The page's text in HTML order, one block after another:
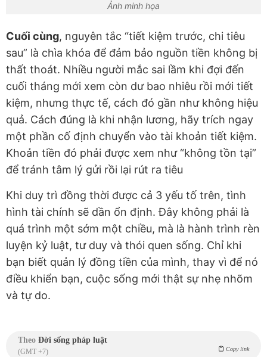
Ảnh minh họa
Cuối cùng, nguyên tắc “tiết kiệm trước, chi tiêu
sau” là chìa khóa để đảm bảo nguồn tiền không bị
thất thoát. Nhiều người mắc sai lầm khi đợi đến
cuối tháng mới xem còn dư bao nhiêu rồi mới tiết
kiệm, nhưng thực tế, cách đó gần như không hiệu
quả. Cách đúng là khi nhận lương, hãy trích ngay
một phần cố định chuyển vào tài khoản tiết kiệm.
Khoản tiền đó phải được xem như “không tồn tại”
để tránh tâm lý gửi rồi lại rút ra tiêu
Khi duy trì đồng thời được cả 3 yếu tố trên, tình
hình tài chính sẽ dần ổn định. Đây không phải là
quá trình một sớm một chiều, mà là hành trình rèn
luyện kỷ luật, tư duy và thói quen sống. Chỉ khi
bạn biết quản lý đồng tiền của mình, thay vì để nó
điều khiển bạn, cuộc sống mới thật sự nhẹ nhõm
và tự do.
Theo Đời sống pháp luật
(GMT +7) Copy link